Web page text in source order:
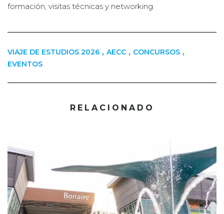
formación, visitas técnicas y networking.
VIAJE DE ESTUDIOS 2026 , AECC , CONCURSOS ,
EVENTOS
RELACIONADO